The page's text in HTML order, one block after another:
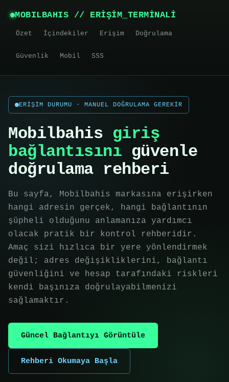
MOBILBAHIS // ERİŞİM_TERMİNALİ
Özet İçindekiler Erişim Doğrulama
Güvenlik Mobil SSS
ERİŞİM DURUMU · MANUEL DOĞRULAMA GEREKİR
Mobilbahis giriş
bağlantısını güvenle
doğrulama rehberi
Bu sayfa, Mobilbahis markasına erişirken
hangi adresin gerçek, hangi bağlantının
şüpheli olduğunu anlamanıza yardımcı
olacak pratik bir kontrol rehberidir.
Amaç sizi hızlıca bir yere yönlendirmek
değil; adres değişikliklerini, bağlantı
güvenliğini ve hesap tarafındaki riskleri
kendi başınıza doğrulayabilmenizi
sağlamaktır.
Güncel Bağlantıyı Görüntüle
Rehberi Okumaya Başla